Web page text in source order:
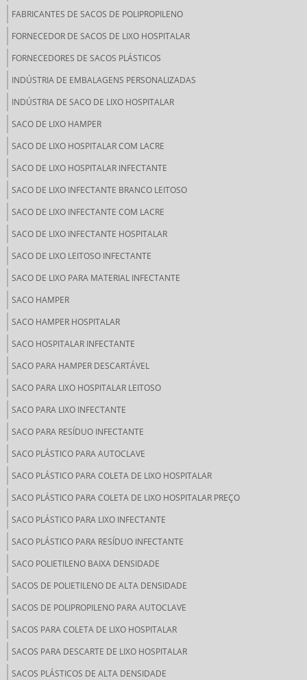
FABRICANTES DE SACOS DE POLIPROPILENO
FORNECEDOR DE SACOS DE LIXO HOSPITALAR
FORNECEDORES DE SACOS PLÁSTICOS
INDÚSTRIA DE EMBALAGENS PERSONALIZADAS
INDÚSTRIA DE SACO DE LIXO HOSPITALAR
SACO DE LIXO HAMPER
SACO DE LIXO HOSPITALAR COM LACRE
SACO DE LIXO HOSPITALAR INFECTANTE
SACO DE LIXO INFECTANTE BRANCO LEITOSO
SACO DE LIXO INFECTANTE COM LACRE
SACO DE LIXO INFECTANTE HOSPITALAR
SACO DE LIXO LEITOSO INFECTANTE
SACO DE LIXO PARA MATERIAL INFECTANTE
SACO HAMPER
SACO HAMPER HOSPITALAR
SACO HOSPITALAR INFECTANTE
SACO PARA HAMPER DESCARTÁVEL
SACO PARA LIXO HOSPITALAR LEITOSO
SACO PARA LIXO INFECTANTE
SACO PARA RESÍDUO INFECTANTE
SACO PLÁSTICO PARA AUTOCLAVE
SACO PLÁSTICO PARA COLETA DE LIXO HOSPITALAR
SACO PLÁSTICO PARA COLETA DE LIXO HOSPITALAR PREÇO
SACO PLÁSTICO PARA LIXO INFECTANTE
SACO PLÁSTICO PARA RESÍDUO INFECTANTE
SACO POLIETILENO BAIXA DENSIDADE
SACOS DE POLIETILENO DE ALTA DENSIDADE
SACOS DE POLIPROPILENO PARA AUTOCLAVE
SACOS PARA COLETA DE LIXO HOSPITALAR
SACOS PARA DESCARTE DE LIXO HOSPITALAR
SACOS PLÁSTICOS DE ALTA DENSIDADE